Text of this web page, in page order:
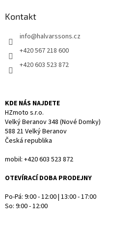
Kontakt
info@halvarssons.cz
+420 567 218 600
+420 603 523 872
KDE NÁS NAJDETE
HZmoto s.r.o.
Velký Beranov 348 (Nové Domky)
588 21 Velký Beranov
Česká republika
mobil: +420 603 523 872
OTEVÍRACÍ DOBA PRODEJNY
Po-Pá: 9:00 - 12:00 | 13:00 - 17:00
So: 9:00 - 12:00